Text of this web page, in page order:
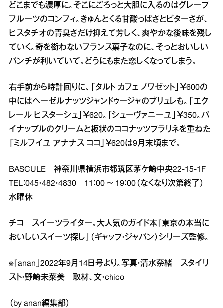
どこまでも濃厚に。そこにごろっと大胆に入るのはグレープ
フルーツのコンフィ。きゅんとくる甘酸っぱさとビターさが、
ピスタチオの青臭さだけ抑えて芳しく、爽やかな後味を残し
ていく。奇を衒わないフランス菓子なのに、そっとおいしい
パンチが利いていて。どうにもまた恋しくなってしまう。
右手前から時計回りに、「タルト カフェ ノワゼット」￥600の
中にはヘーゼルナッツジャンドゥージャのブリュレも。「エク
レール ピスターシュ」￥620。「シューヴァニーユ」￥350。パ
イナップルのクリームと板状のココナッツプラリネを重ねた
「ミルフイユ アナナス ココ」￥620は9月末頃まで。
BASCULE 神奈川県横浜市都筑区茅ケ崎中央22‐15‐1F
TEL：045・482・4830 11：00 ～ 19：00（なくなり次第終了）
水曜休
チコ スイーツライター。大人気のガイド本『東京の本当に
おいしいスイーツ探し』（ギャップ・ジャパン）シリーズ監修。
※『anan』2022年9月14日号より。写真・清水奈緒 スタイリ
スト・野崎未菜美 取材、文・chico
（by anan編集部）